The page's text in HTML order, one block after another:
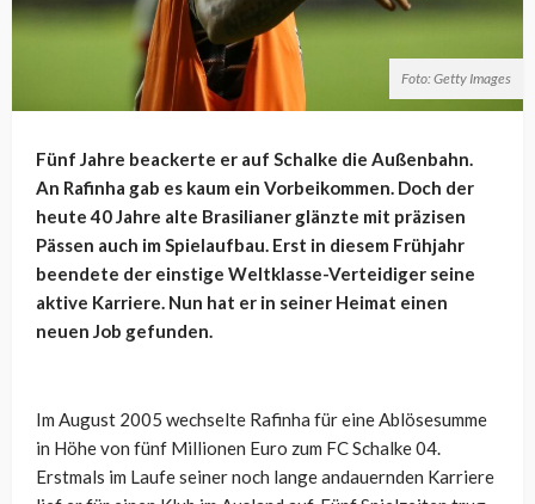
Foto: Getty Images
Fünf Jahre beackerte er auf Schalke die Außenbahn.
An Rafinha gab es kaum ein Vorbeikommen. Doch der
heute 40 Jahre alte Brasilianer glänzte mit präzisen
Pässen auch im Spielaufbau. Erst in diesem Frühjahr
beendete der einstige Weltklasse-Verteidiger seine
aktive Karriere. Nun hat er in seiner Heimat einen
neuen Job gefunden.
Im August 2005 wechselte Rafinha für eine Ablösesumme
in Höhe von fünf Millionen Euro zum FC Schalke 04.
Erstmals im Laufe seiner noch lange andauernden Karriere